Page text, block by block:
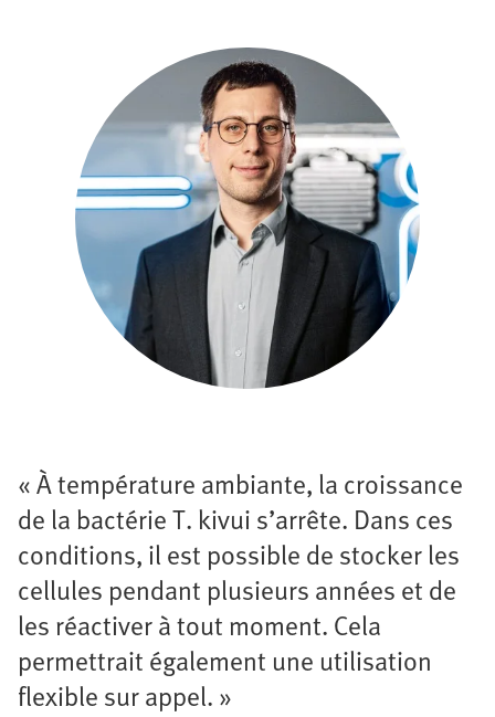
« À température ambiante, la croissance
de la bactérie T. kivui s’arrête. Dans ces
conditions, il est possible de stocker les
cellules pendant plusieurs années et de
les réactiver à tout moment. Cela
permettrait également une utilisation
flexible sur appel. »